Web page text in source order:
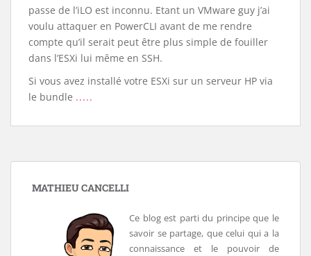
passe de l’iLO est inconnu. Etant un VMware guy j’ai
voulu attaquer en PowerCLI avant de me rendre
compte qu’il serait peut être plus simple de fouiller
dans l’ESXi lui même en SSH.
Si vous avez installé votre ESXi sur un serveur HP via
le bundle .....
MATHIEU CANCELLI
Ce blog est parti du principe que le
savoir se partage, que celui qui a la
connaissance et le pouvoir de